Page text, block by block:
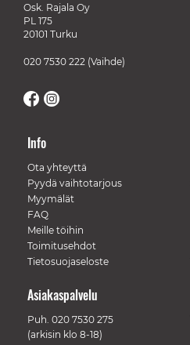
Osk. Rajala Oy
PL 175
20101 Turku
020 7530 222 (Vaihde)
Info
Ota yhteyttä
Pyydä vaihtotarjous
Myymälät
FAQ
Meille töihin
Toimitusehdot
Tietosuojaseloste
Asiakaspalvelu
Puh. 020 7530 275
(arkisin klo 8-18)